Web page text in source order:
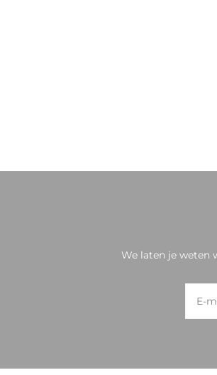
We laten je weten